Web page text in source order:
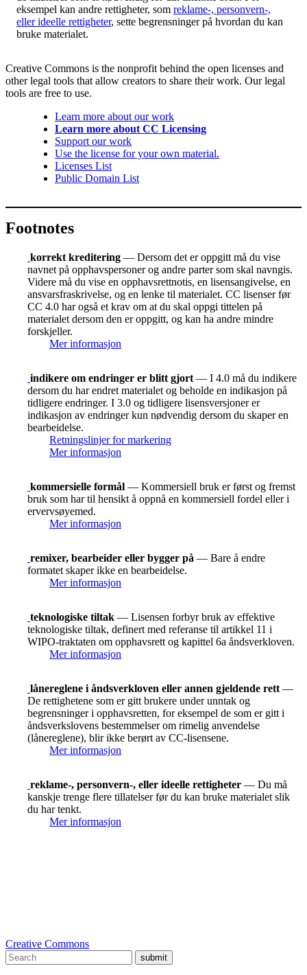
eksempel kan andre rettigheter, som reklame-, personvern-,
eller ideelle rettigheter, sette begrensninger på hvordan du kan
bruke materialet.
Creative Commons is the nonprofit behind the open licenses and
other legal tools that allow creators to share their work. Our legal
tools are free to use.
Learn more about our work
Learn more about CC Licensing
Support our work
Use the license for your own material.
Licenses List
Public Domain List
Footnotes
korrekt kreditering — Dersom det er oppgitt må du vise
navnet på opphavspersoner og andre parter som skal navngis.
Videre må du vise en opphavsrettnotis, en lisensangivelse, en
ansvarsfraskrivelse, og en lenke til materialet. CC lisenser før
CC 4.0 har også et krav om at du skal oppgi tittelen på
materialet dersom den er oppgitt, og kan ha andre mindre
forskjeller.
Mer informasjon
indikere om endringer er blitt gjort — I 4.0 må du indikere
dersom du har endret materialet og beholde en indikasjon på
tidligere endringer. I 3.0 og tidligere lisensversjoner er
indikasjon av endringer kun nødvendig dersom du skaper en
bearbeidelse.
Retningslinjer for markering
Mer informasjon
kommersielle formål — Kommersiell bruk er først og fremst
bruk som har til hensikt å oppnå en kommersiell fordel eller i
ervervsøyemed.
Mer informasjon
remixer, bearbeider eller bygger på — Bare å endre
formatet skaper ikke en bearbeidelse.
Mer informasjon
teknologiske tiltak — Lisensen forbyr bruk av effektive
teknologiske tiltak, definert med referanse til artikkel 11 i
WIPO-traktaten om opphavsrett og kapittel 6a åndsverkloven.
Mer informasjon
lånereglene i åndsverkloven eller annen gjeldende rett —
De rettighetene som er gitt brukere under unntak og
begrensninger i opphavsretten, for eksempel de som er gitt i
åndsverkslovens bestemmelser om rimelig anvendelse
(lånereglene), blir ikke berørt av CC-lisensene.
Mer informasjon
reklame-, personvern-, eller ideelle rettigheter — Du må
kanskje trenge flere tillatelser før du kan bruke materialet slik
du har tenkt.
Mer informasjon
Creative Commons
submit